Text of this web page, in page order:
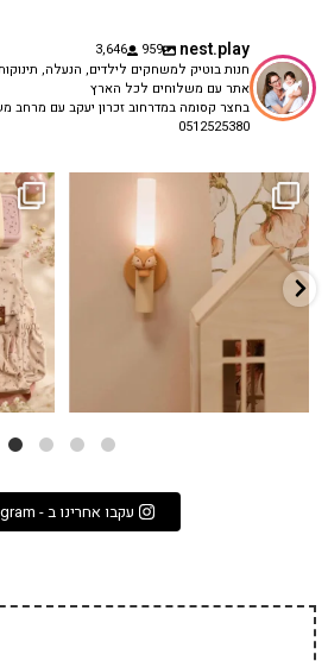
nest.play
959
3,646
חנות בוטיק למשחקים לילדים, הנעלה,
אתר עם משלוחים לכל הארץ
בחצר קסומה במדרחוב זכרון יעקב עם מרחב
0512525380
✨ חוזרים למסגרת בסטייל! ✨
גם פריט עיצובי לחדר, גם מנורת לילה
...
3 0
עקבו אחרינו ב - Instagram